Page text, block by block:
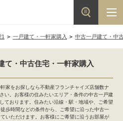
一戸建て・一軒家購入 中古一戸建て・中
て・中古住宅・一軒家購入
家をお探しなら不動産フランチャイズ店舗数ナ
い。お客様の住みたいエリア・条件の中古一戸建
ております。住みたい沿線・駅・地域や、ご希望
歩時間などの条件から、ご希望に沿った中古一
いただけます。お客様にご希望に沿うお部屋が